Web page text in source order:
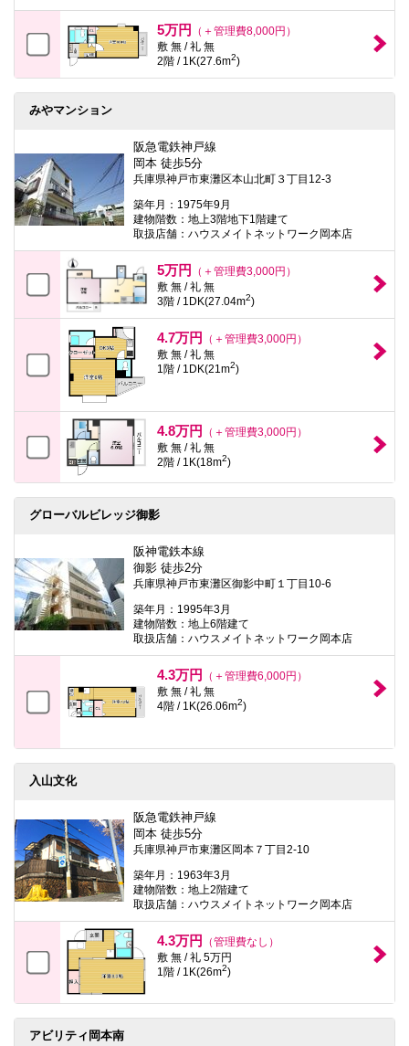
5万円
（＋管理費8,000円）
敷 無 / 礼 無
2階 / 1K(27.6m2)
みやマンション
阪急電鉄神戸線
岡本 徒歩5分
兵庫県神戸市東灘区本山北町３丁目12-3
築年月：1975年9月
建物階数：地上3階地下1階建て
取扱店舗：ハウスメイトネットワーク岡本店
5万円
（＋管理費3,000円）
敷 無 / 礼 無
3階 / 1DK(27.04m2)
4.7万円
（＋管理費3,000円）
敷 無 / 礼 無
1階 / 1DK(21m2)
4.8万円
（＋管理費3,000円）
敷 無 / 礼 無
2階 / 1K(18m2)
グローバルビレッジ御影
阪神電鉄本線
御影 徒歩2分
兵庫県神戸市東灘区御影中町１丁目10-6
築年月：1995年3月
建物階数：地上6階建て
取扱店舗：ハウスメイトネットワーク岡本店
4.3万円
（＋管理費6,000円）
敷 無 / 礼 無
4階 / 1K(26.06m2)
入山文化
阪急電鉄神戸線
岡本 徒歩5分
兵庫県神戸市東灘区岡本７丁目2-10
築年月：1963年3月
建物階数：地上2階建て
取扱店舗：ハウスメイトネットワーク岡本店
4.3万円
（管理費なし）
敷 無 / 礼 5万円
1階 / 1K(26m2)
アビリティ岡本南